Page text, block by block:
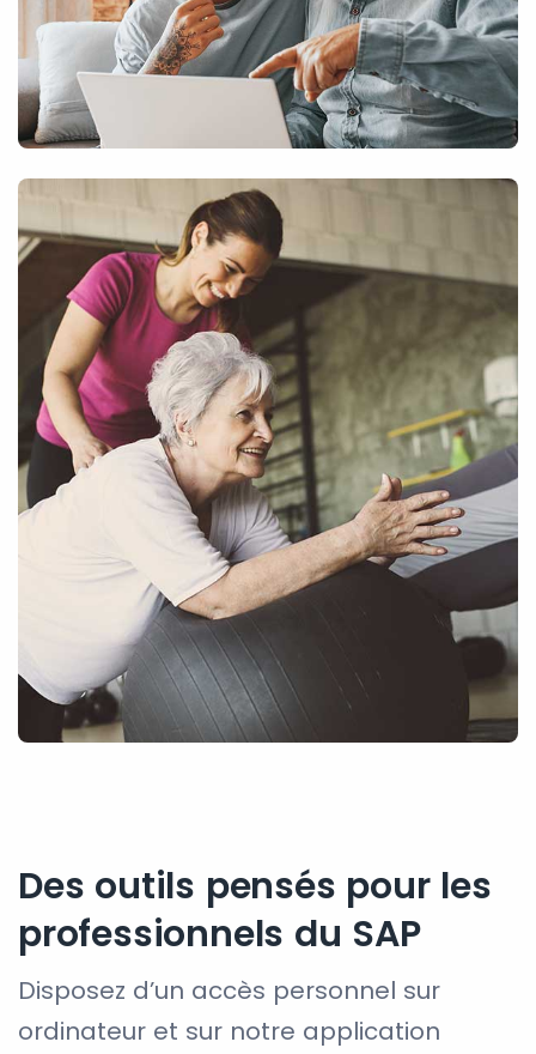
Des outils pensés pour les
professionnels du SAP
Disposez d’un accès personnel sur
ordinateur et sur notre application